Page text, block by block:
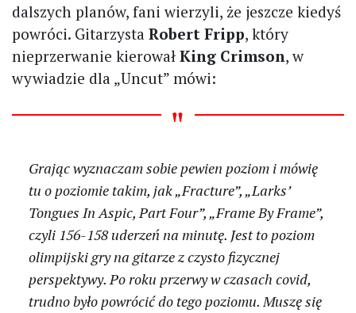
dalszych planów, fani wierzyli, że jeszcze kiedyś
powróci. Gitarzysta Robert Fripp, który
nieprzerwanie kierował King Crimson, w
wywiadzie dla „Uncut” mówi:
Grając wyznaczam sobie pewien poziom i mówię
tu o poziomie takim, jak „Fracture”, „Larks’
Tongues In Aspic, Part Four”, „Frame By Frame”,
czyli 156-158 uderzeń na minutę. Jest to poziom
olimpijski gry na gitarze z czysto fizycznej
perspektywy. Po roku przerwy w czasach covid,
trudno było powrócić do tego poziomu. Muszę się